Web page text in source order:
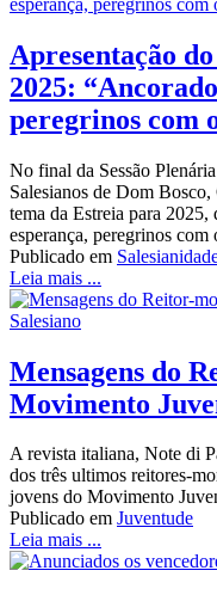
Apresentação
2025:
peregrinos com
No final da Sessão
Salesianos de Dom
tema da Estreia para
esperança, peregrinos com
Publicado em
Leia mais ...
Mensagens do
Movimento
A revista italiana, Note di
dos três ultimos reitores-
jovens do Movimento
Publicado em Juventude
Leia mais ...